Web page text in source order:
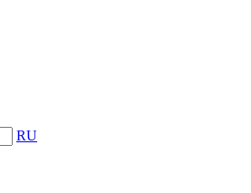
RU